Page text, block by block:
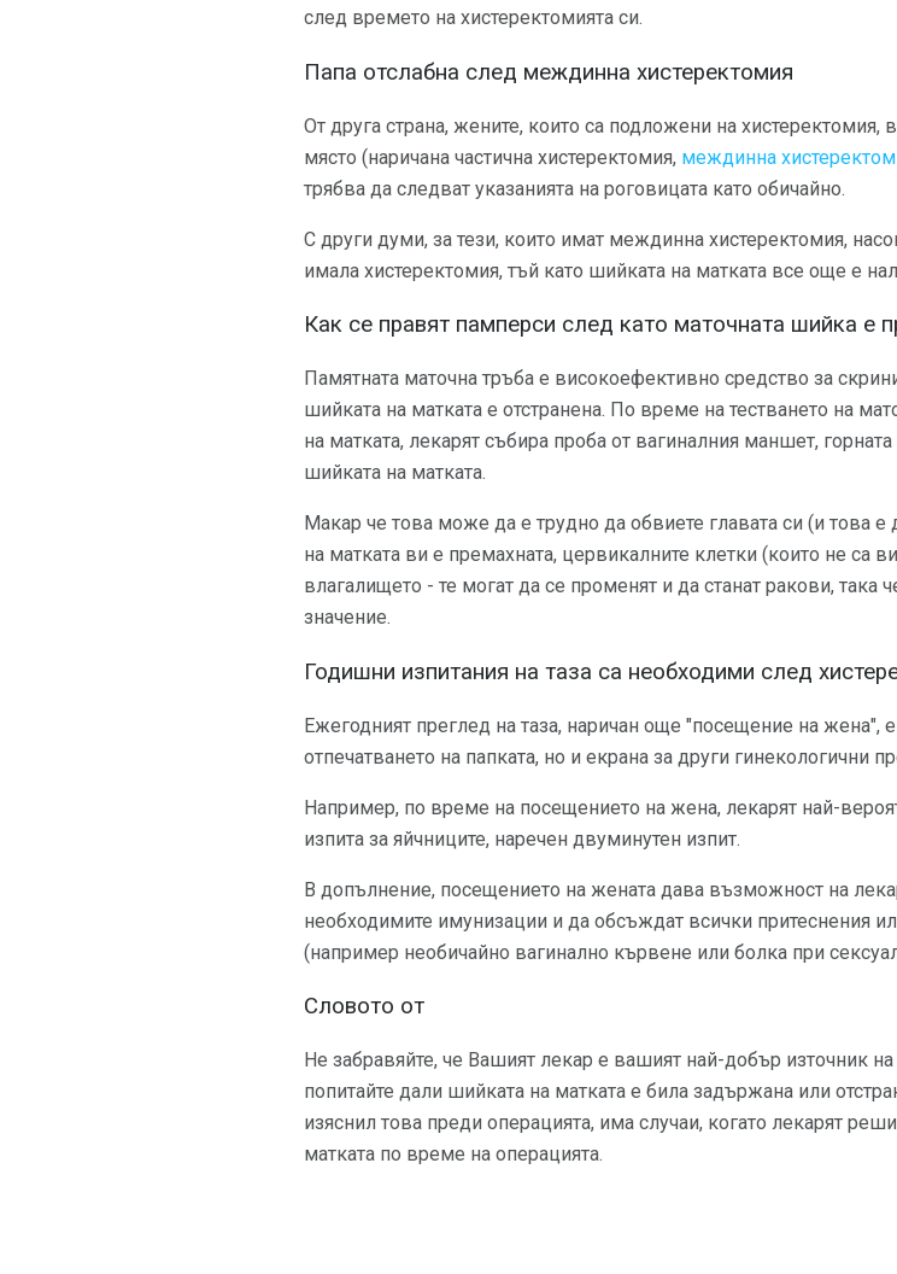
след времето на хистеректомията си.
Папа отслабна след междинна хистеректомия
От друга страна, жените, които са подложени на хистеректомия,
място (наричана частична хистеректомия, междинна
трябва да следват указанията на роговицата като обичайно.
С други думи, за тези, които имат междинна хистеректомия,
имала хистеректомия, тъй като шийката на матката все още е
Как се правят памперси след като маточната шийка е
Памятната маточна тръба е високоефективно средство за
шийката на матката е отстранена. По време на тестването на
на матката, лекарят събира проба от вагиналния маншет,
шийката на матката.
Макар че това може да е трудно да обвиете главата си (и това
на матката ви е премахната, цервикалните клетки (които не са
влагалището - те могат да се променят и да станат ракови,
значение.
Годишни изпитания на таза са необходими след
Ежегодният преглед на таза, наричан още "посещение на жена",
отпечатването на папката, но и екрана за други гинекологични
Например, по време на посещението на жена, лекарят най-
изпита за яйчниците, наречен двуминутен изпит.
В допълнение, посещението на жената дава възможност на
необходимите имунизации и да обсъждат всички притеснения
(например необичайно вагинално кървене или болка при
Словото от
Не забравяйте, че Вашият лекар е вашият най-добър източник
попитайте дали шийката на матката е била задържана или
изяснил това преди операцията, има случаи, когато лекарят
матката по време на операцията.